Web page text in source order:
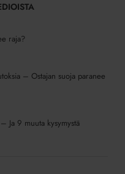
raja?
– Ostajan suoja paranee
Ja 9 muuta kysymystä